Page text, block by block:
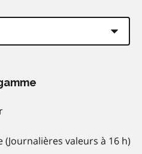
valeurs à 16 h)